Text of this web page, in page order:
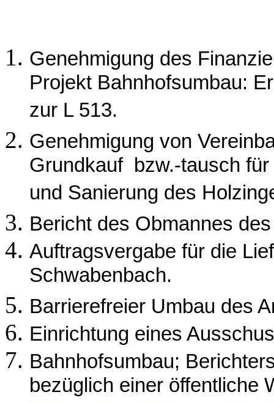
Genehmigung des
Projekt Bahnhofsumbau:
zur L 513.
Genehmigung von
Grundkauf bzw.-tausch
und Sanierung des
Bericht des Obmannes
Auftragsvergabe für die
Schwabenbach.
Barrierefreier Umbau des
Einrichtung eines
Bahnhofsumbau;
bezüglich einer öffentliche